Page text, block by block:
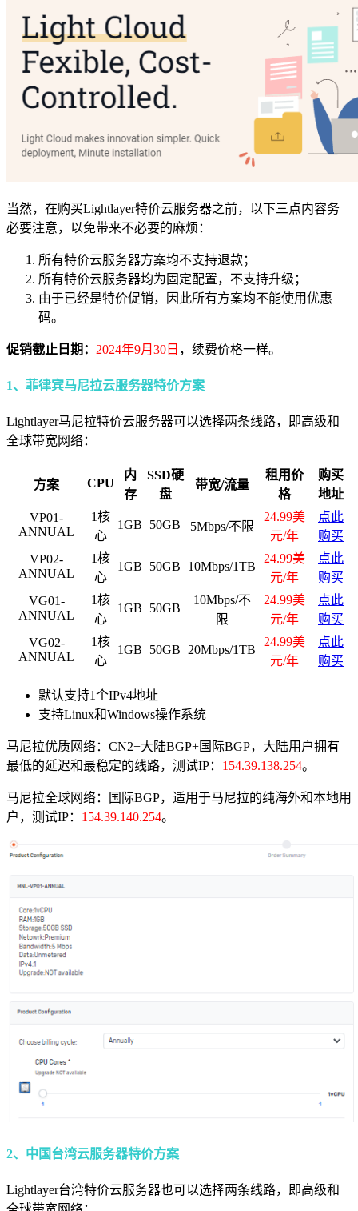
当然，在购买Lightlayer特价云服务器之前，以下三点内容务
必要注意，以免带来不必要的麻烦：
所有特价云服务器方案均不支持退款；
所有特价云服务器均为固定配置，不支持升级；
由于已经是特价促销，因此所有方案均不能使用优惠
码。
促销截止日期： 2024年9月30日 ，续费价格一样。
1、菲律宾马尼拉云服务器特价方案
Lightlayer马尼拉特价云服务器可以选择两条线路，即高级和
全球带宽网络：
方案 CPU
内
存
SSD硬
盘
带宽/流量
租用价
格
购买
地址
VP01-
ANNUAL
1核
心
1GB 50GB 5Mbps/不限
24.99美
元/年
点此
购买
VP02-
ANNUAL
1核
心
1GB 50GB 10Mbps/1TB
24.99美
元/年
点此
购买
VG01-
ANNUAL
1核
心
1GB 50GB
10Mbps/不
限
24.99美
元/年
点此
购买
VG02-
ANNUAL
1核
心
1GB 50GB 20Mbps/1TB
24.99美
元/年
点此
购买
默认支持1个IPv4地址
支持Linux和Windows操作系统
马尼拉优质网络：CN2+大陆BGP+国际BGP，大陆用户拥有
最低的延迟和最稳定的线路，测试IP： 154.39.138.254。
马尼拉全球网络：国际BGP，适用于马尼拉的纯海外和本地用
户，测试IP： 154.39.140.254。
2、中国台湾云服务器特价方案
Lightlayer台湾特价云服务器也可以选择两条线路，即高级和